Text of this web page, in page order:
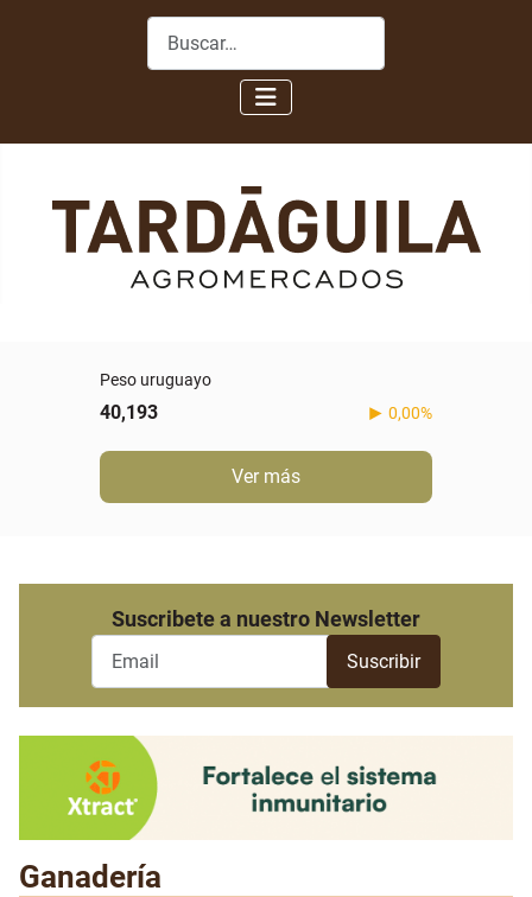
Buscar
Peso uruguayo
40,193 0,00%
Ver más
Suscribete a nuestro Newsletter
Ganadería